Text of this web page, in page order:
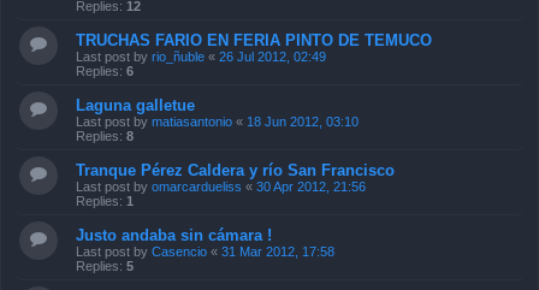
Replies: 12
TRUCHAS FARIO EN FERIA PINTO DE TEMUCO
Last post by rio_ñuble « 26 Jul 2012, 02:49
Replies: 6
Laguna galletue
Last post by matiasantonio « 18 Jun 2012, 03:10
Replies: 8
Tranque Pérez Caldera y río San Francisco
Last post by omarcardueliss « 30 Apr 2012, 21:56
Replies: 1
Justo andaba sin cámara !
Last post by Casencio « 31 Mar 2012, 17:58
Replies: 5